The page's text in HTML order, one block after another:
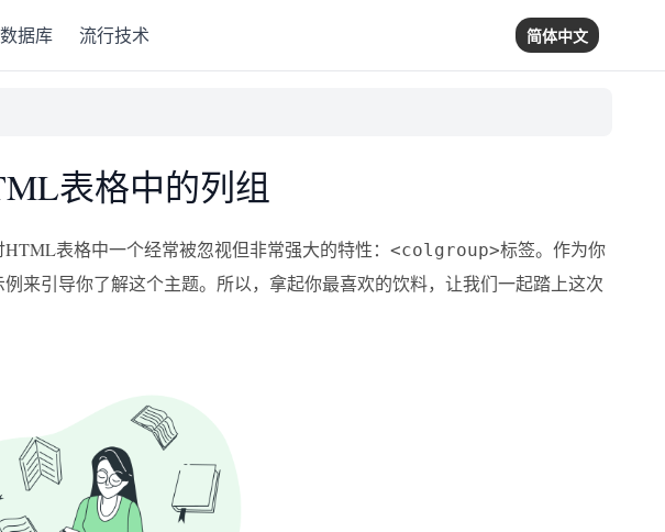
数据库 流行技术 简体中文
表格中的列组
表格中一个经常被忽视但非常强大的特性： <colgroup>标签。作为你
来引导你了解这个主题。所以，拿起你最喜欢的饮料，让我们一起踏上这次